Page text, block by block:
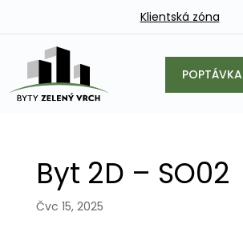
Klientská zóna
POPTÁVKA
Byt 2D – SO02
Čvc 15, 2025